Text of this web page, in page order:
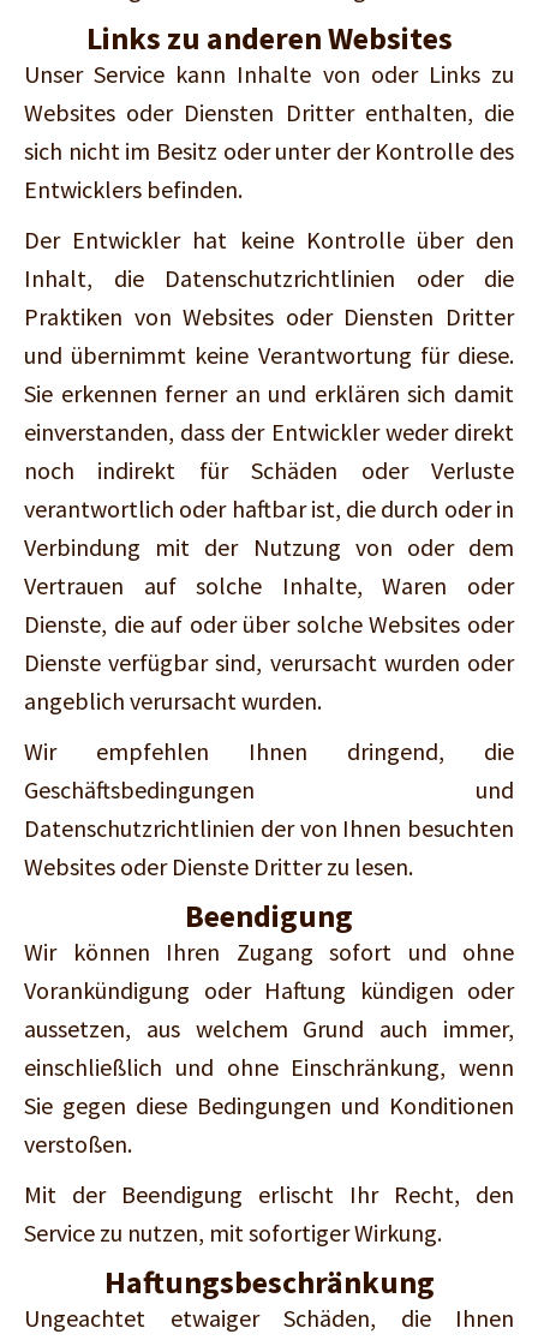
Links zu anderen Websites
Unser Service kann Inhalte von oder Links zu
Websites oder Diensten Dritter enthalten, die
sich nicht im Besitz oder unter der Kontrolle des
Entwicklers befinden.
Der Entwickler hat keine Kontrolle über den
Inhalt, die Datenschutzrichtlinien oder die
Praktiken von Websites oder Diensten Dritter
und übernimmt keine Verantwortung für diese.
Sie erkennen ferner an und erklären sich damit
einverstanden, dass der Entwickler weder direkt
noch indirekt für Schäden oder Verluste
verantwortlich oder haftbar ist, die durch oder in
Verbindung mit der Nutzung von oder dem
Vertrauen auf solche Inhalte, Waren oder
Dienste, die auf oder über solche Websites oder
Dienste verfügbar sind, verursacht wurden oder
angeblich verursacht wurden.
Wir empfehlen Ihnen dringend, die
Geschäftsbedingungen und
Datenschutzrichtlinien der von Ihnen besuchten
Websites oder Dienste Dritter zu lesen.
Beendigung
Wir können Ihren Zugang sofort und ohne
Vorankündigung oder Haftung kündigen oder
aussetzen, aus welchem Grund auch immer,
einschließlich und ohne Einschränkung, wenn
Sie gegen diese Bedingungen und Konditionen
verstoßen.
Mit der Beendigung erlischt Ihr Recht, den
Service zu nutzen, mit sofortiger Wirkung.
Haftungsbeschränkung
Ungeachtet etwaiger Schäden, die Ihnen